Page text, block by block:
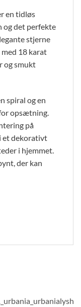
en tidløs
og det perfekte
stjerne
18 karat
og smukt
spiral og en
opsætning.
på
et dekorativt
i hjemmet.
der kan